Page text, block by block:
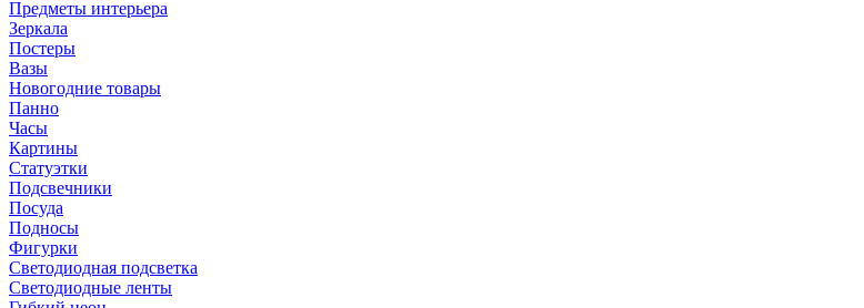
Предметы интерьера
Зеркала
Постеры
Вазы
Новогодние товары
Панно
Часы
Картины
Статуэтки
Подсвечники
Посуда
Подносы
Фигурки
Светодиодная подсветка
Светодиодные ленты